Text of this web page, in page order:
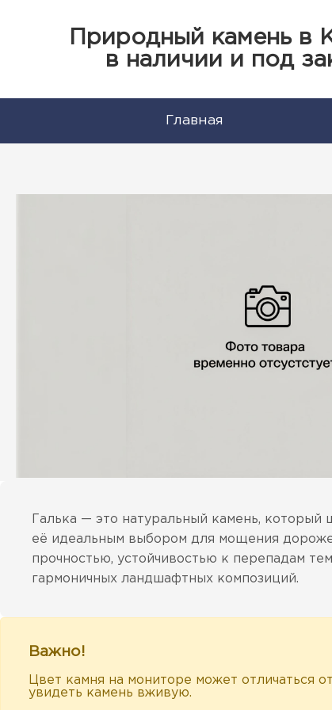
Природный камень в
в наличии и под
Главная
Галька — это натуральный камень,
её идеальным выбором для мощения
прочностью, устойчивостью к перепадам
гармоничных ландшафтных композиций.
Важно!
Цвет камня на мониторе может отличаться
увидеть камень вживую.